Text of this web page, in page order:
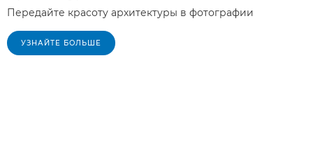
Передайте красоту архитектуры в фотографии
УЗНАЙТЕ БОЛЬШЕ